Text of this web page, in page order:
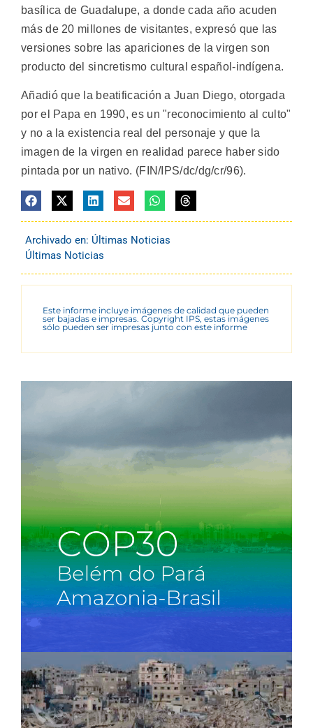
basílica de Guadalupe, a donde cada año acuden
más de 20 millones de visitantes, expresó que las
versiones sobre las apariciones de la virgen son
producto del sincretismo cultural español-indígena.
Añadió que la beatificación a Juan Diego, otorgada
por el Papa en 1990, es un "reconocimiento al culto"
y no a la existencia real del personaje y que la
imagen de la virgen en realidad parece haber sido
pintada por un nativo. (FIN/IPS/dc/dg/cr/96).
Archivado en: Últimas Noticias
Últimas Noticias
Este informe incluye imágenes de calidad que pueden
ser bajadas e impresas. Copyright IPS, estas imágenes
sólo pueden ser impresas junto con este informe